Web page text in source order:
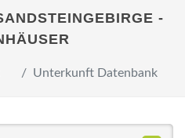
-
Unterkunft Datenbank